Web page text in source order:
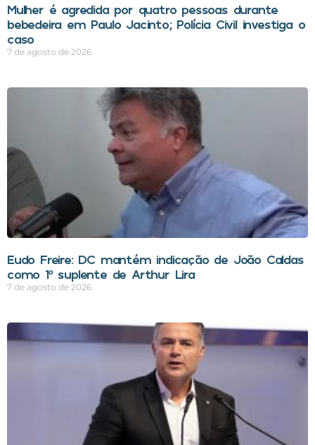
Mulher é agredida por quatro pessoas durante
bebedeira em Paulo Jacinto; Polícia Civil investiga o
caso
7 de agosto de 2026
Eudo Freire: DC mantém indicação de João Caldas
como 1º suplente de Arthur Lira
7 de agosto de 2026